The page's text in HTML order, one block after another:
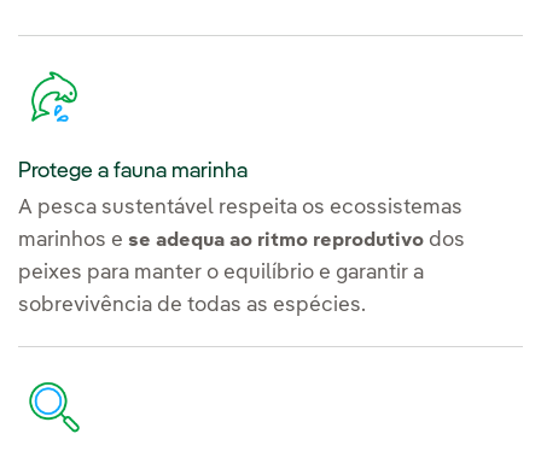
Protege a fauna marinha
A pesca sustentável respeita os ecossistemas
marinhos e se adequa ao ritmo reprodutivo dos
peixes para manter o equilíbrio e garantir a
sobrevivência de todas as espécies.